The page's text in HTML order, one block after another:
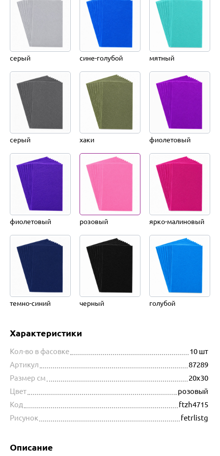
серый сине-голубой мятный
серый хаки фиолетовый
фиолетовый розовый ярко-малиновый
темно-синий черный голубой
Характеристики
Кол-во в фасовке
10 шт
Артикул
87289
Размер см
20х30
Цвет
розовый
Код
ftzh4715
Рисунок
fetrlistg
Описание